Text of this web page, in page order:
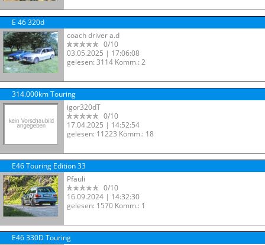
E 46 320d
coach driver a.d
0/10
03.05.2025 | 17:06:08
gelesen: 3114 Komm.: 2
314.000km Touring
igor320dT
0/10
17.04.2025 | 14:52:54
gelesen: 11223 Komm.: 18
E46 Touring Edition 33
Pfauli
0/10
16.09.2024 | 14:32:30
gelesen: 1570 Komm.: 1
E46 330D Touring